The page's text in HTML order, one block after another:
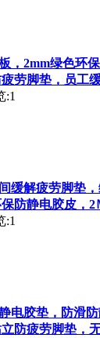
，2mm绿色环
劳脚垫，员工
:1
缓解疲劳脚垫
防静电胶皮，
:1
电胶垫，防滑
防疲劳脚垫，